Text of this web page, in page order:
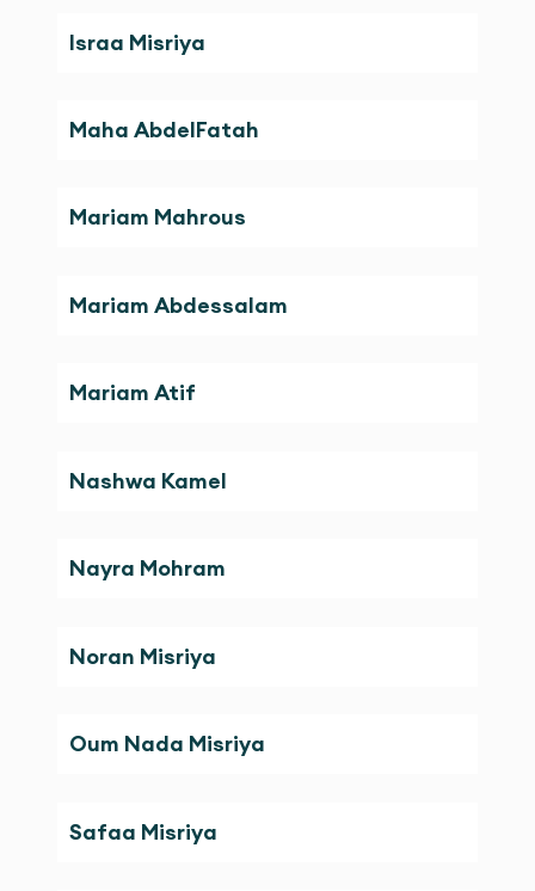
Israa Misriya
Maha AbdelFatah
Mariam Mahrous
Mariam Abdessalam
Mariam Atif
Nashwa Kamel
Nayra Mohram
Noran Misriya
Oum Nada Misriya
Safaa Misriya